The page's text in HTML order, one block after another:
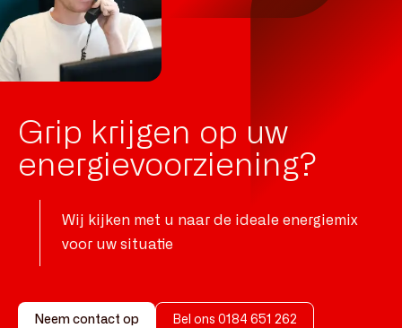
Grip krijgen op uw
energie­voorziening?
Wij kijken met u naar de ideale energiemix
voor uw situatie
Neem contact op Bel ons 0184 651 262